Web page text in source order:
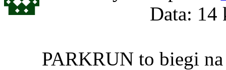
Data: 14
PARKRUN to biegi